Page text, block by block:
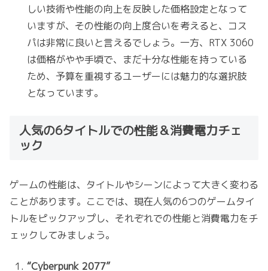
しい技術や性能の向上を反映した価格設定となって
いますが、その性能の向上度合いを考えると、コス
パは非常に良いと言えるでしょう。一方、RTX 3060
は価格がやや手頃で、まだ十分な性能を持っている
ため、予算を重視するユーザーには魅力的な選択肢
となっています。
人気の6タイトルでの性能＆消費電力チェ
ック
ゲームの性能は、タイトルやシーンによって大きく変わる
ことがあります。ここでは、現在人気の6つのゲームタイ
トルをピックアップし、それぞれでの性能と消費電力をチ
ェックしてみましょう。
“Cyberpunk 2077”